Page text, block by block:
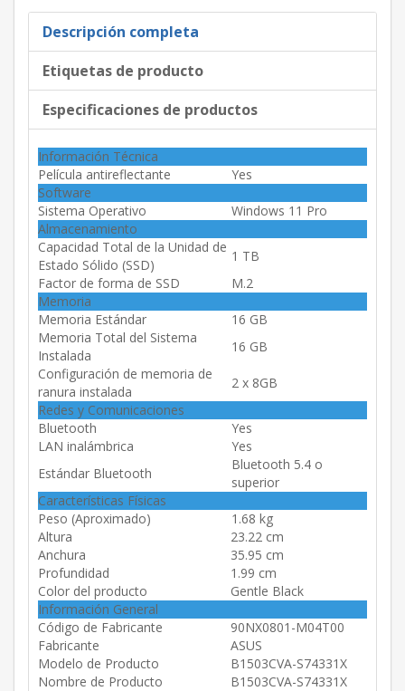
Descripción completa
Etiquetas de producto
Especificaciones de productos
Información Técnica
Película antireflectante
Yes
Software
Sistema Operativo
Windows 11 Pro
Almacenamiento
Capacidad Total de la Unidad de
Estado Sólido (SSD)
1 TB
Factor de forma de SSD
M.2
Memoria
Memoria Estándar
16 GB
Memoria Total del Sistema
Instalada
16 GB
Configuración de memoria de
ranura instalada
2 x 8GB
Redes y Comunicaciones
Bluetooth
Yes
LAN inalámbrica
Yes
Estándar Bluetooth
Bluetooth 5.4 o
superior
Características Físicas
Peso (Aproximado)
1.68 kg
Altura
23.22 cm
Anchura
35.95 cm
Profundidad
1.99 cm
Color del producto
Gentle Black
Información General
Código de Fabricante
90NX0801-M04T00
Fabricante
ASUS
Modelo de Producto
B1503CVA-S74331X
Nombre de Producto
B1503CVA-S74331X